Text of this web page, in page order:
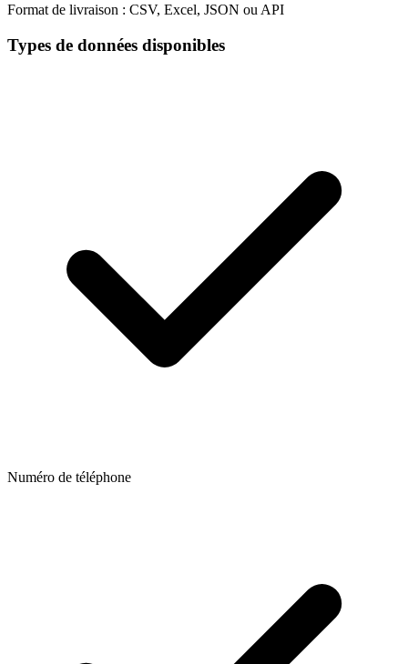
Format de livraison : CSV, Excel, JSON ou API
Types de données disponibles
Numéro de téléphone